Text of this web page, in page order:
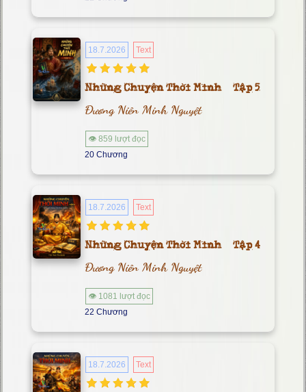
18.7.2026 Text
Những Chuyện Thời Minh – Tập 5
Đương Niên Minh Nguyệt
👁 859 lượt đọc
20 Chương
18.7.2026 Text
Những Chuyện Thời Minh – Tập 4
Đương Niên Minh Nguyệt
👁 1081 lượt đọc
22 Chương
18.7.2026 Text